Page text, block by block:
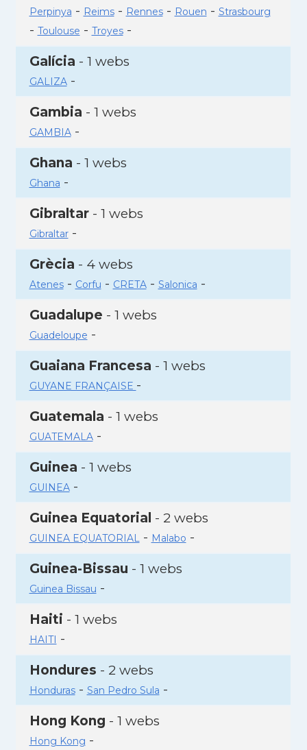
Perpinya - Reims- Rennes- Rouen - Strasbourg
- Toulouse - Troyes-
Galícia - 1 webs
GALIZA-
Gambia - 1 webs
GAMBIA-
Ghana - 1 webs
Ghana -
Gibraltar- 1 webs
Gibraltar-
Grècia - 4 webs
Atenes- Corfu - CRETA- Salonica -
Guadalupe - 1 webs
Guadeloupe -
Guaiana Francesa - 1 webs
GUYANE FRANÇAISE -
Guatemala - 1 webs
GUATEMALA-
Guinea - 1 webs
GUINEA-
Guinea Equatorial - 2 webs
GUINEA EQUATORIAL- Malabo -
Guinea-Bissau - 1 webs
Guinea Bissau -
Haiti - 1 webs
HAITI -
Hondures - 2 webs
Honduras- San Pedro Sula -
Hong Kong - 1 webs
Hong Kong -